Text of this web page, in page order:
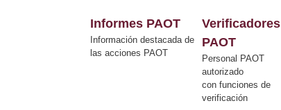
Informes PAOT
Información destacada de
las acciones PAOT
Verificadores
PAOT
Personal PAOT
autorizado
con funciones de
verificación